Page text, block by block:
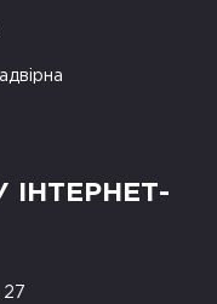
ІНТЕРНЕТ-
27